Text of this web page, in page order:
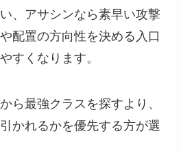
、アサシンなら素早い攻撃
配置の方向性を決める入口
すくなります。
ら最強クラスを探すより、
かれるかを優先する方が選